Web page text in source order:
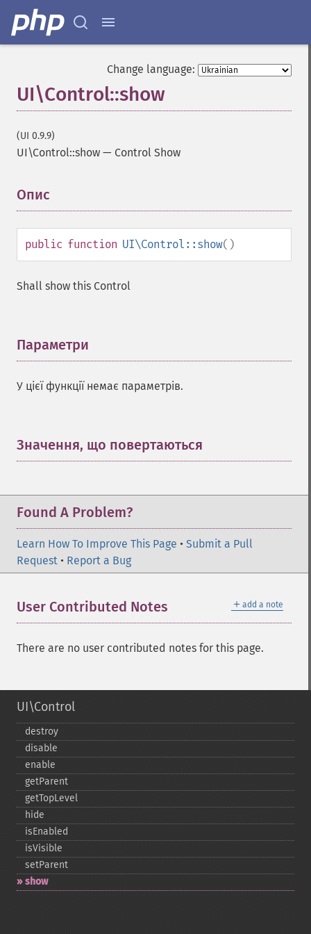
Change language:
UI\Control::show
(UI 0.9.9)
UI\Control::show — Control Show
Опис
public function UI\Control::show()
Shall show this Control
Параметри
У цієї функції немає параметрів.
Значення, що повертаються
Found A Problem?
Learn How To Improve This Page • Submit a Pull
Request • Report a Bug
＋ add a note
User Contributed Notes
There are no user contributed notes for this page.
UI\Control
destroy
disable
enable
getParent
getTopLevel
hide
isEnabled
isVisible
setParent
show